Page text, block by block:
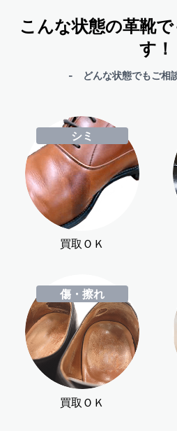
こんな状態の革靴で
す！
- どんな状態でもご相
シミ
買取ＯＫ
傷・擦れ
買取ＯＫ